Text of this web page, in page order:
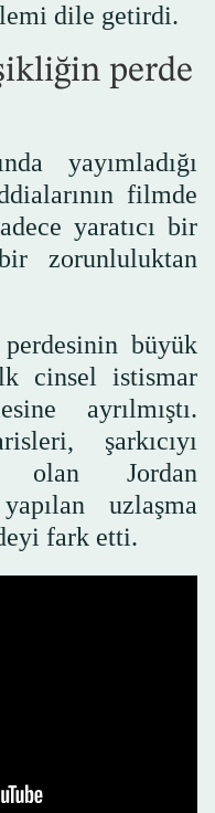
dile getirdi.
perde
yayımladığı
filmde
yaratıcı bir
zorunluluktan
büyük
cinsel istismar
ayrılmıştı.
şarkıcıyı
olan Jordan
uzlaşma
fark etti.